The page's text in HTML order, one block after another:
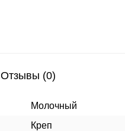
Отзывы (0)
Молочный
Креп